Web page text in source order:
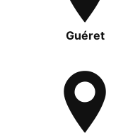
Guéret